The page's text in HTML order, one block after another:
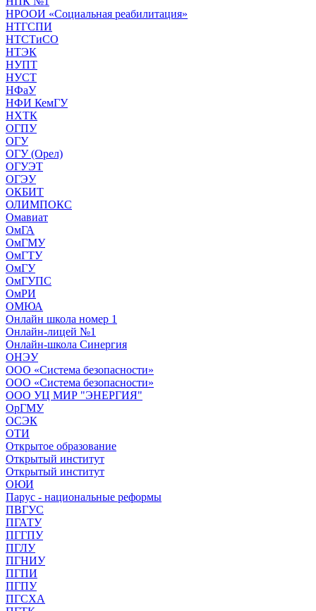
НРООИ «Социальная реабилитация»
НТГСПИ
НТСТиСО
НТЭК
НУПТ
НУСТ
НФаУ
НФИ КемГУ
НХТК
ОГПУ
ОГУ
ОГУ (Орел)
ОГУЭТ
ОГЭУ
ОКБИТ
ОЛИМПОКС
Омавиат
ОмГА
ОмГМУ
ОмГТУ
ОмГУ
ОмГУПС
ОмРИ
ОМЮА
Онлайн школа номер 1
Онлайн-лицей №1
Онлайн-школа Синергия
ОНЭУ
ООО «Система безопасности»
ООО «Система безопасности»
ООО УЦ МИР "ЭНЕРГИЯ"
ОрГМУ
ОСЭК
ОТИ
Открытое образование
Открытый институт
Открытый институт
ОЮИ
Парус - национальные реформы
ПВГУС
ПГАТУ
ПГГПУ
ПГЛУ
ПГНИУ
ПГПИ
ПГПУ
ПГСХА